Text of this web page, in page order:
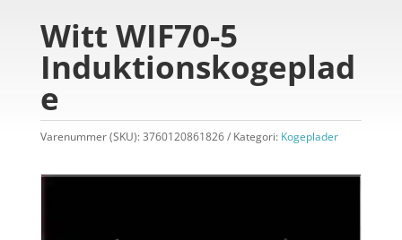
Witt WIF70-5
Induktionskogeplad
e
Varenummer (SKU):3760120861826 Kategori: Kogeplader